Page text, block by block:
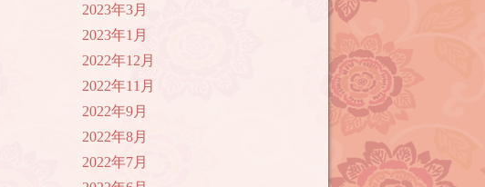
2023年3月
2023年1月
2022年12月
2022年11月
2022年9月
2022年8月
2022年7月